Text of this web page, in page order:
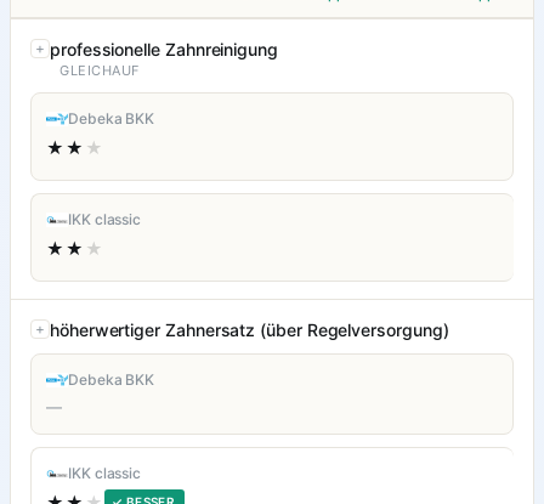
professionelle Zahnreinigung
GLEICHAUF
Debeka BKK
★★ ★
IKK classic
★★ ★
höherwertiger Zahnersatz (über Regelversorgung)
Debeka BKK
—
IKK classic